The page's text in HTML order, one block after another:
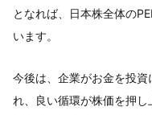
となれば、日本株全体の
います。
今後は、企業がお金を投
れ、良い循環が株価を押